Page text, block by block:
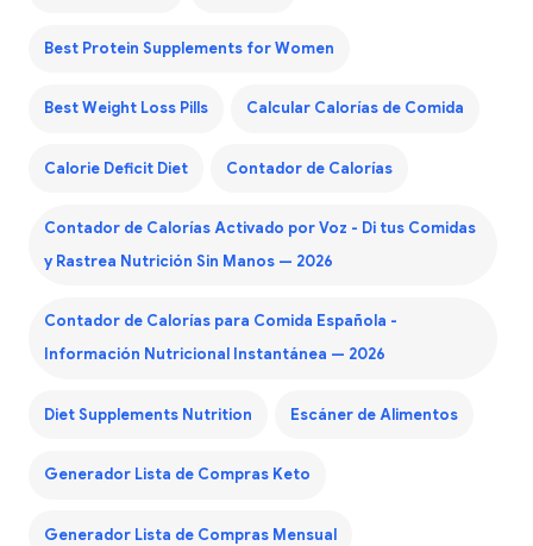
Best Protein Supplements for Women
Best Weight Loss Pills Calcular Calorías de Comida
Calorie Deficit Diet Contador de Calorías
Contador de Calorías Activado por Voz - Di tus Comidas
y Rastrea Nutrición Sin Manos — 2026
Contador de Calorías para Comida Española -
Información Nutricional Instantánea — 2026
Diet Supplements Nutrition Escáner de Alimentos
Generador Lista de Compras Keto
Generador Lista de Compras Mensual